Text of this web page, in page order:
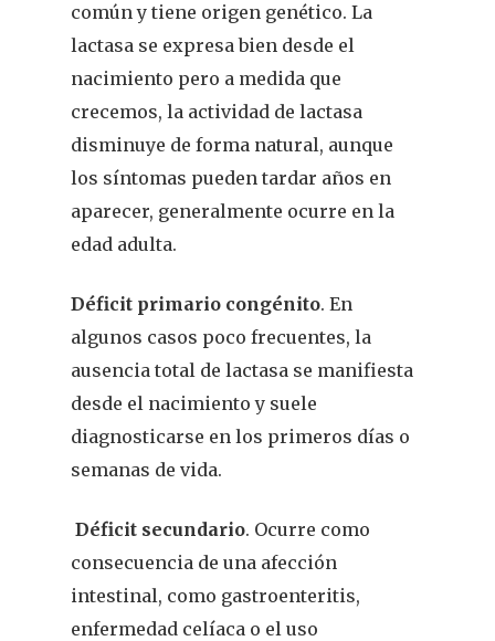
común y tiene origen genético. La
lactasa se expresa bien desde el
nacimiento pero a medida que
crecemos, la actividad de lactasa
disminuye de forma natural, aunque
los síntomas pueden tardar años en
aparecer, generalmente ocurre en la
edad adulta.
Déficit primario congénito. En
algunos casos poco frecuentes, la
ausencia total de lactasa se manifiesta
desde el nacimiento y suele
diagnosticarse en los primeros días o
semanas de vida.
Déficit secundario. Ocurre como
consecuencia de una afección
intestinal, como gastroenteritis,
enfermedad celíaca o el uso